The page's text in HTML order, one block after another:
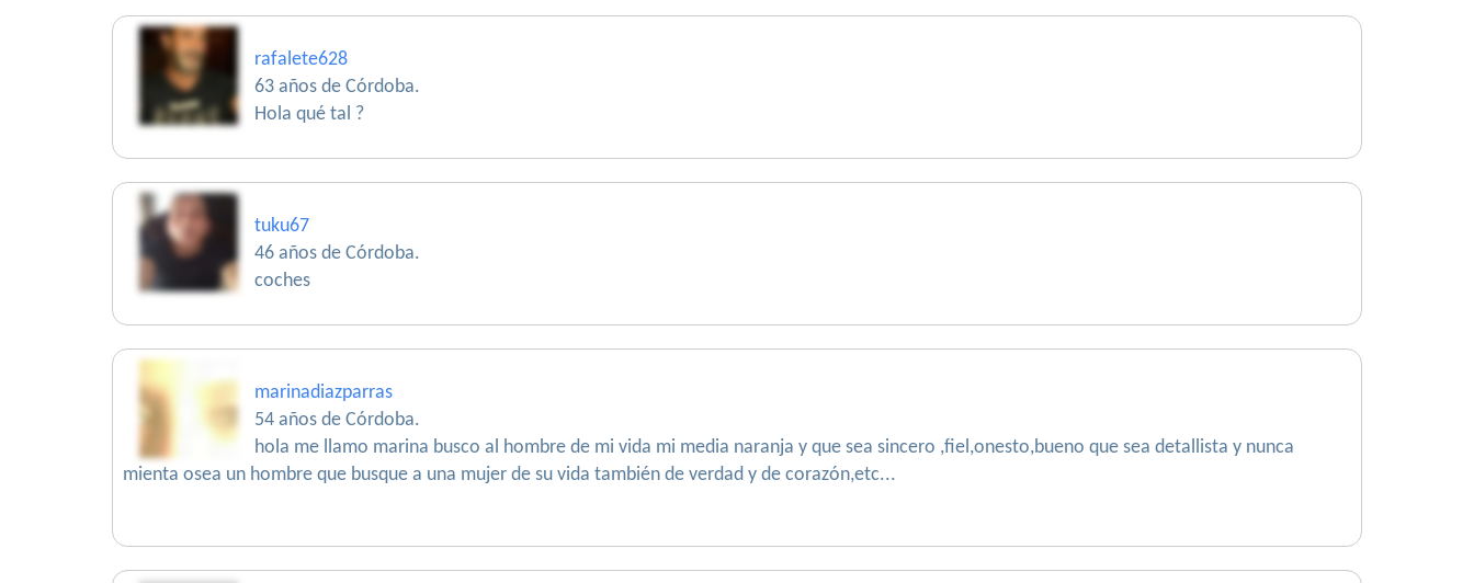
rafalete628
63 años de Córdoba.
Hola qué tal ?
tuku67
46 años de Córdoba.
coches
marinadiazparras
54 años de Córdoba.
hola me llamo marina busco al hombre de mi vida mi media naranja y que sea sincero ,fiel,onesto,bueno que sea detallista y nunca
mienta osea un hombre que busque a una mujer de su vida también de verdad y de corazón,etc...